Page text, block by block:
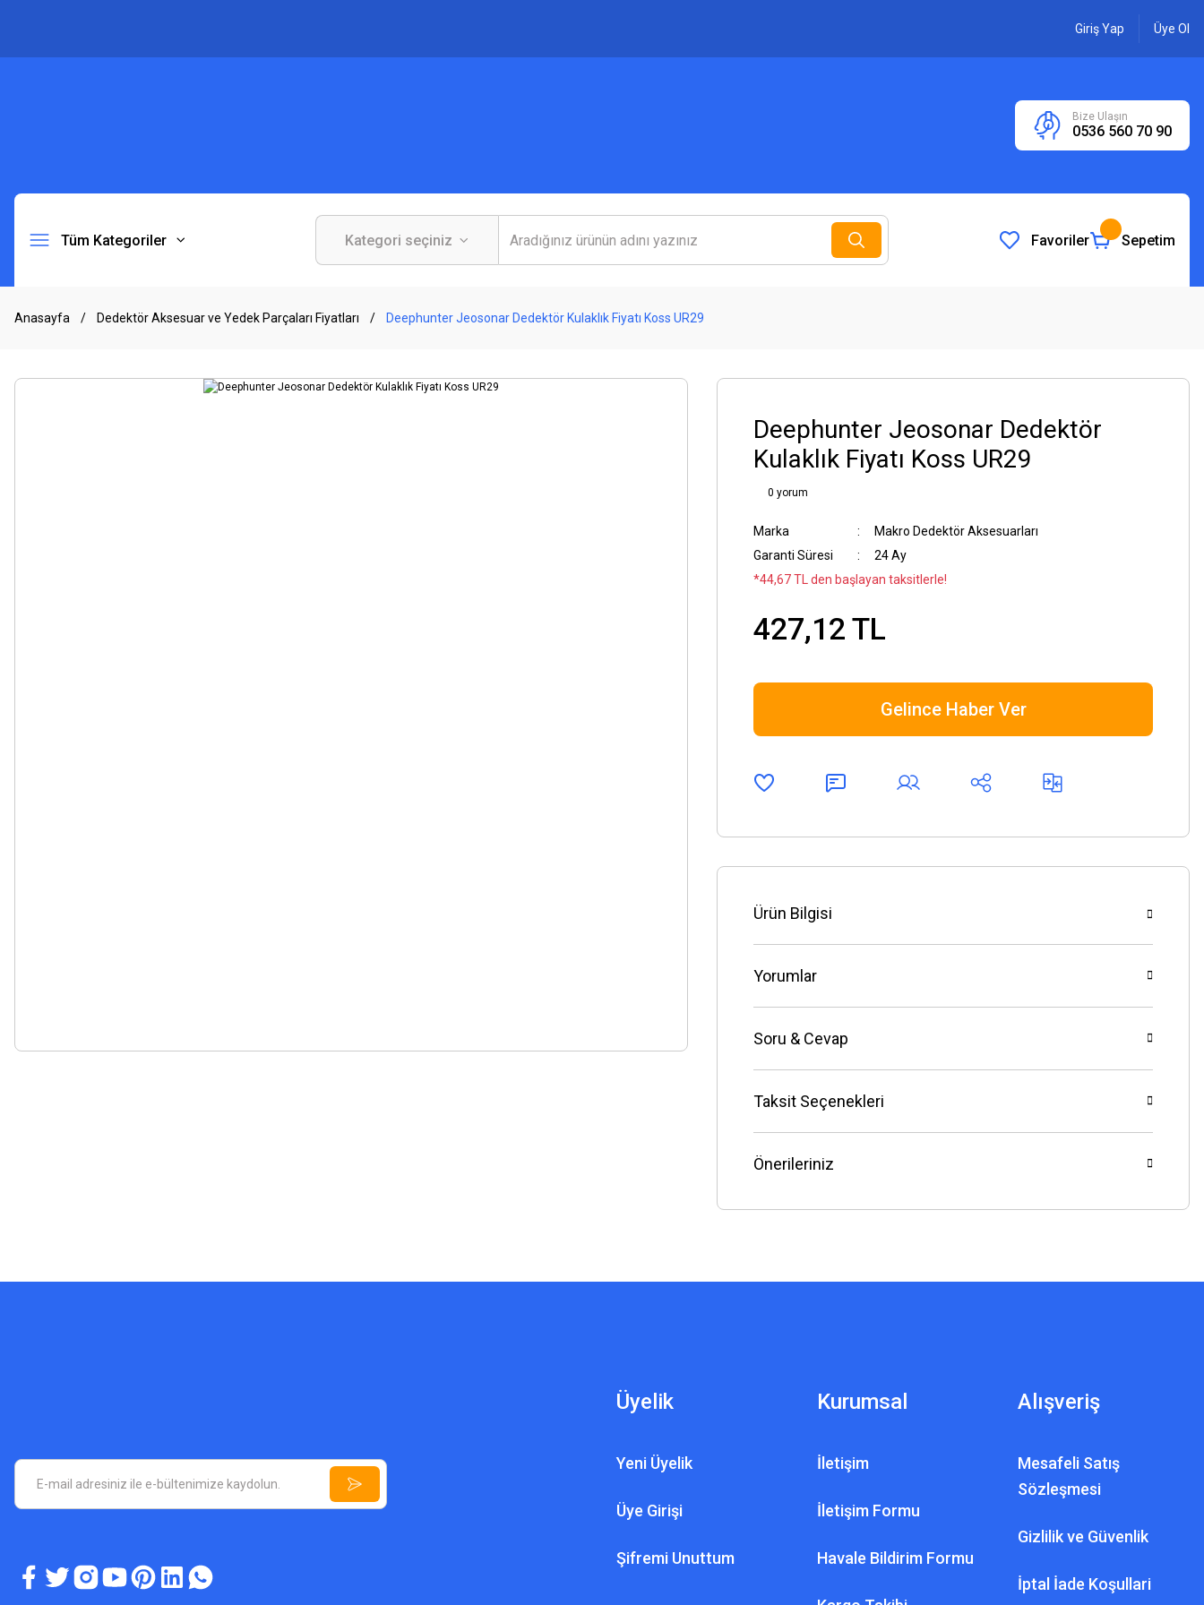
Giriş Yap Üye Ol
Bize Ulaşın
0536 560 70 90
Tüm Kategoriler Favoriler Sepetim
Anasayfa Dedektör Aksesuar ve Yedek Parçaları Fiyatları Deephunter Jeosonar Dedektör Kulaklık Fiyatı Koss UR29
Deephunter Jeosonar Dedektör
Kulaklık Fiyatı Koss UR29
0 yorum
Marka
Makro Dedektör Aksesuarları
Garanti Süresi
24 Ay
*44,67 TL den başlayan taksitlerle!
427,12 TL
Gelince Haber Ver
Ürün Bilgisi
Yorumlar
Soru & Cevap
Taksit Seçenekleri
Önerileriniz
Üyelik
Yeni Üyelik
Üye Girişi
Şifremi Unuttum
Kurumsal
İletişim
İletişim Formu
Havale Bildirim Formu
Alışveriş
Mesafeli Satış
Sözleşmesi
Gizlilik ve Güvenlik
İptal İade Koşullari